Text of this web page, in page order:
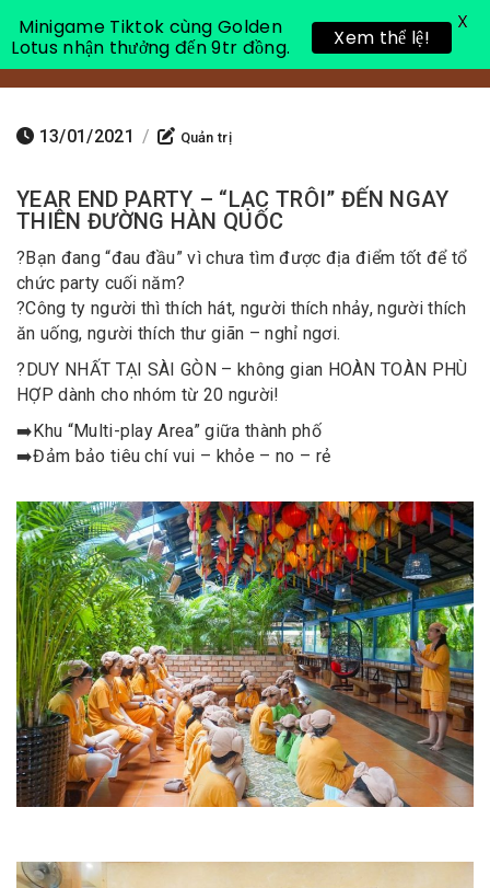
Toggle
13/01/2021 / Quản trị
YEAR END PARTY – “LẠC TRÔI” ĐẾN NGAY
THIÊN ĐƯỜNG HÀN QUỐC
?Bạn đang “đau đầu” vì chưa tìm được địa điểm tốt để tổ
chức party cuối năm?
?Công ty người thì thích hát, người thích nhảy, người thích
ăn uống, người thích thư giãn – nghỉ ngơi.
?DUY NHẤT TẠI SÀI GÒN – không gian HOÀN TOÀN PHÙ
HỢP dành cho nhóm từ 20 người!
➡️Khu “Multi-play Area” giữa thành phố
➡️Đảm bảo tiêu chí vui – khỏe – no – rẻ
Minigame Tiktok cùng Golden
Lotus nhận thưởng đến 9tr đồng.
Xem thể lệ!
X